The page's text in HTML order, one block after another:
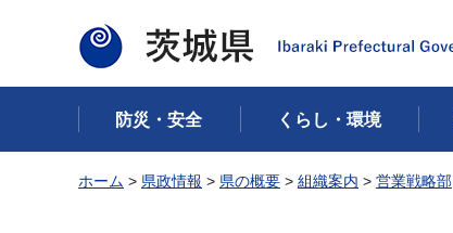
茨城県
防災・安全 くらし・環境
ホーム > 県政情報 > 県の概要 > 組織案内 > 営業戦略部